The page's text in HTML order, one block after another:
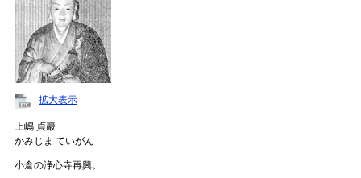
拡大表示
上嶋 貞巖
かみじま ていがん
小倉の浄心寺再興。